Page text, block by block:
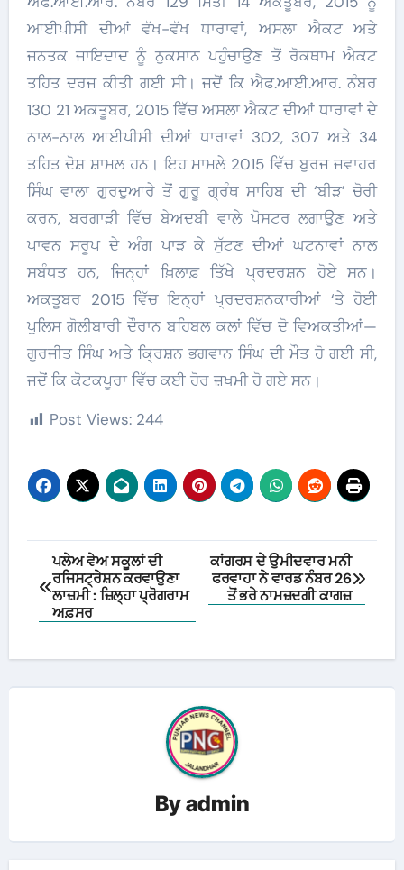
ਆਈਪੀਸੀ ਦੀਆਂ ਵੱਖ-ਵੱਖ ਧਾਰਾਵਾਂ, ਅਸਲਾ ਐਕਟ ਅਤੇ
ਜਨਤਕ ਜਾਇਦਾਦ ਨੂੰ ਨੁਕਸਾਨ ਪਹੁੰਚਾਉਣ ਤੋਂ ਰੋਕਥਾਮ ਐਕਟ
ਤਹਿਤ ਦਰਜ ਕੀਤੀ ਗਈ ਸੀ। ਜਦੋਂ ਕਿ ਐਫ.ਆਈ.ਆਰ. ਨੰਬਰ
130 21 ਅਕਤੂਬਰ, 2015 ਵਿੱਚ ਅਸਲਾ ਐਕਟ ਦੀਆਂ ਧਾਰਾਵਾਂ ਦੇ
ਨਾਲ-ਨਾਲ ਆਈਪੀਸੀ ਦੀਆਂ ਧਾਰਾਵਾਂ 302, 307 ਅਤੇ 34
ਤਹਿਤ ਦੋਸ਼ ਸ਼ਾਮਲ ਹਨ। ਇਹ ਮਾਮਲੇ 2015 ਵਿੱਚ ਬੁਰਜ ਜਵਾਹਰ
ਸਿੰਘ ਵਾਲਾ ਗੁਰਦੁਆਰੇ ਤੋਂ ਗੁਰੂ ਗ੍ਰੰਥ ਸਾਹਿਬ ਦੀ ‘ਬੀੜ’ ਚੋਰੀ
ਕਰਨ, ਬਰਗਾੜੀ ਵਿੱਚ ਬੇਅਦਬੀ ਵਾਲੇ ਪੋਸਟਰ ਲਗਾਉਣ ਅਤੇ
ਪਾਵਨ ਸਰੂਪ ਦੇ ਅੰਗ ਪਾੜ ਕੇ ਸੁੱਟਣ ਦੀਆਂ ਘਟਨਾਵਾਂ ਨਾਲ
ਸਬੰਧਤ ਹਨ, ਜਿਨ੍ਹਾਂ ਖ਼ਿਲਾਫ਼ ਤਿੱਖੇ ਪ੍ਰਦਰਸ਼ਨ ਹੋਏ ਸਨ।
ਅਕਤੂਬਰ 2015 ਵਿੱਚ ਇਨ੍ਹਾਂ ਪ੍ਰਦਰਸ਼ਨਕਾਰੀਆਂ ‘ਤੇ ਹੋਈ
ਪੁਲਿਸ ਗੋਲੀਬਾਰੀ ਦੌਰਾਨ ਬਹਿਬਲ ਕਲਾਂ ਵਿੱਚ ਦੋ ਵਿਅਕਤੀਆਂ—
ਗੁਰਜੀਤ ਸਿੰਘ ਅਤੇ ਕ੍ਰਿਸ਼ਨ ਭਗਵਾਨ ਸਿੰਘ ਦੀ ਮੌਤ ਹੋ ਗਈ ਸੀ,
ਜਦੋਂ ਕਿ ਕੋਟਕਪੂਰਾ ਵਿੱਚ ਕਈ ਹੋਰ ਜ਼ਖਮੀ ਹੋ ਗਏ ਸਨ।
Post Views: 244
Post
navigation
ਪਲੇਅ ਵੇਅ ਸਕੂਲਾਂ ਦੀ
ਰਜਿਸਟ੍ਰੇਸ਼ਨ ਕਰਵਾਉਣਾ
ਲਾਜ਼ਮੀ : ਜ਼ਿਲ੍ਹਾ ਪ੍ਰੋਗਰਾਮ
ਅਫ਼ਸਰ
ਕਾਂਗਰਸ ਦੇ ਉਮੀਦਵਾਰ ਮਨੀ
ਫਰਵਾਹਾ ਨੇ ਵਾਰਡ ਨੰਬਰ 26
ਤੋਂ ਭਰੇ ਨਾਮਜ਼ਦਗੀ ਕਾਗਜ਼
Byadmin